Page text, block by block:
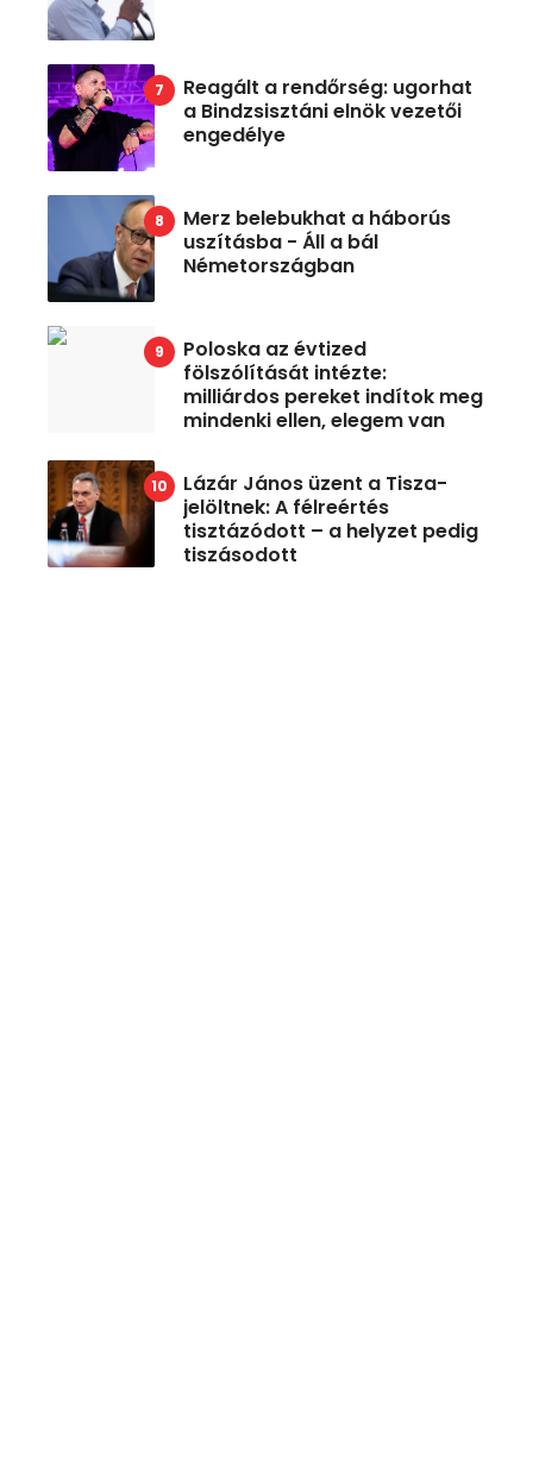
Reagált a rendőrség: ugorhat
a Bindzsisztáni elnök vezetői
engedélye
Merz belebukhat a háborús
uszításba - Áll a bál
Németországban
Poloska az évtized
fölszólítását intézte:
milliárdos pereket indítok meg
mindenki ellen, elegem van
Lázár János üzent a Tisza-
jelöltnek: A félreértés
tisztázódott – a helyzet pedig
tiszásodott